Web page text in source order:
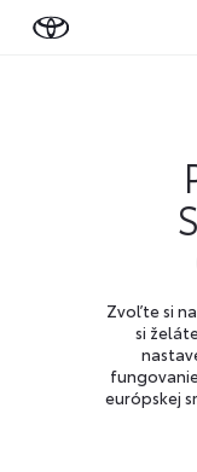
Zvoľte si
si
európskej